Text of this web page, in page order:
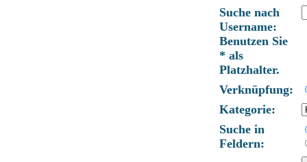
Suche nach
Username:
Benutzen Sie
* als
Platzhalter.
Verknüpfung:
Kategorie:
Suche in
Feldern: